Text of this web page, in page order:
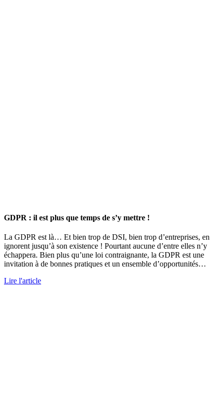
GDPR : il est plus que temps de s’y mettre !
La GDPR est là… Et bien trop de DSI, bien trop d’entreprises, en
ignorent jusqu’à son existence ! Pourtant aucune d’entre elles n’y
échappera. Bien plus qu’une loi contraignante, la GDPR est une
invitation à de bonnes pratiques et un ensemble d’opportunités…
Lire l'article